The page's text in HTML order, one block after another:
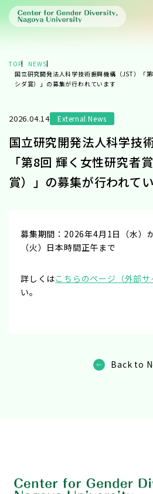
TOP
NEWS
国立研究開発法人科学技術振興機構（JST）「
シダ賞）」の募集が行われています
2026.04.14 External News
国立研究開発法人科学技
「第8回 輝く女性研究者
賞）」の募集が行われて
募集期間：2026年4月1日（水）
（火）日本時間正午まで
詳しくはこちらのページ（外部サ
い。
Back to